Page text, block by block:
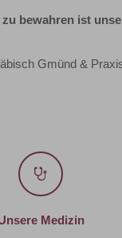
zu bewahren ist
Gmünd &
Medizin
Medizin